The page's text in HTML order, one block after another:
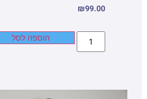
₪99.00
הוספה לסל